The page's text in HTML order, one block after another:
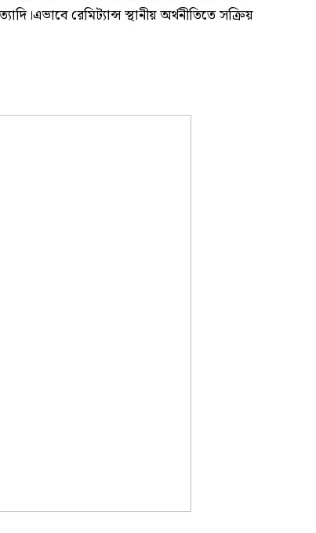
রেমিট্যান্স স্থানীয় অর্থনীতিতে সক্রিয়